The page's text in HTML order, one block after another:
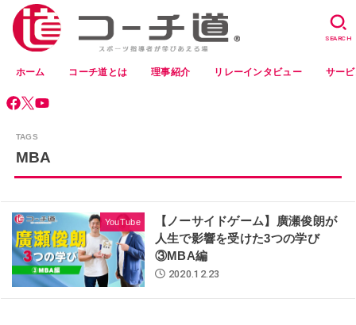
ホーム コーチ道とは 理事紹介 リレーインタビュー サー
SEARCH
MBA
YouTube
【ノーサイドゲーム】廣瀬俊朗が
人生で影響を受けた3つの学び
③MBA編
2020.12.23